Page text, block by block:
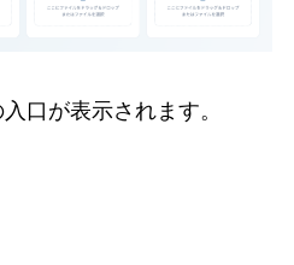
口が表示されます。